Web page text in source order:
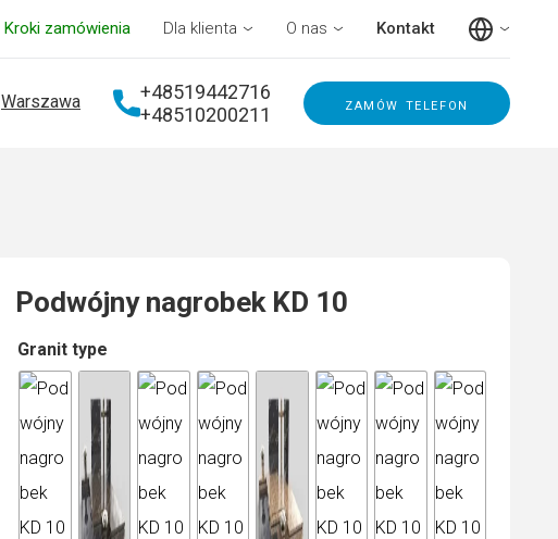
Kroki zamówienia Dla klienta O nas Kontakt
Warszawa
+48519442716
+48510200211
zamów telefon
Podwójny nagrobek KD 10
Granit type
A
lt
r
n
ti
v